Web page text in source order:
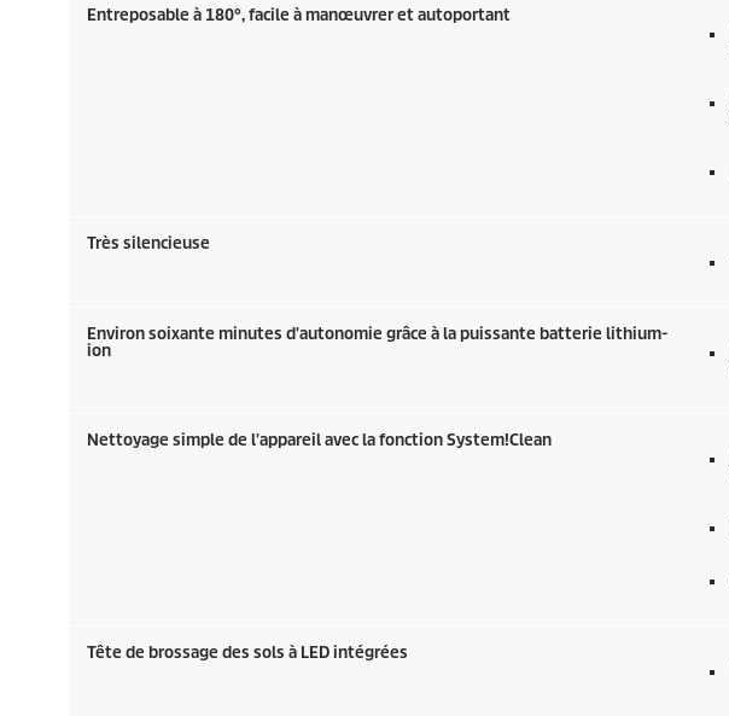
Entreposable à 180°, facile à manœuvrer et autoportant
Très silencieuse
Environ soixante minutes d'autonomie grâce à la puissante batterie lithium-
ion
Nettoyage simple de l'appareil avec la fonction System!Clean
Tête de brossage des sols à LED intégrées